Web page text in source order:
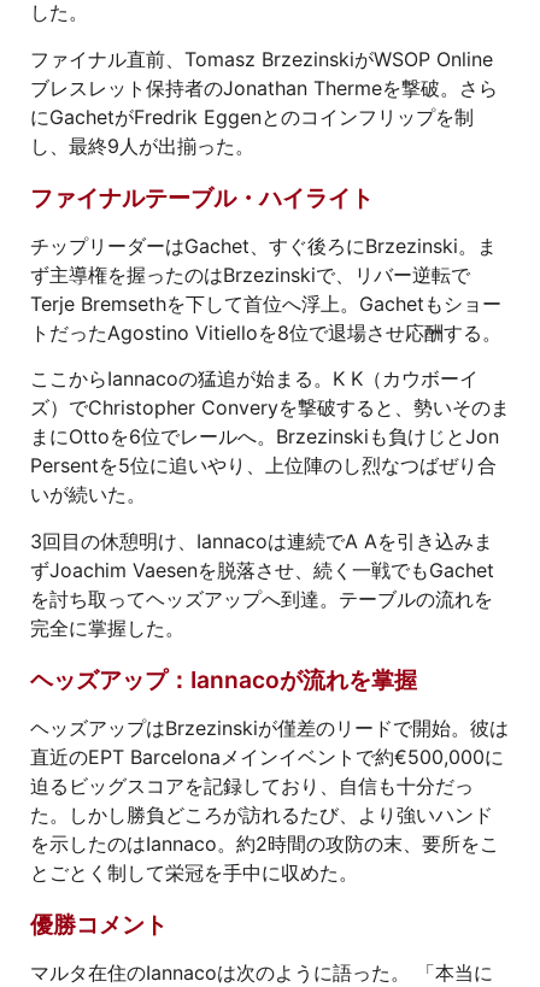
した。
ファイナル直前、Tomasz BrzezinskiがWSOP Online
ブレスレット保持者のJonathan Thermeを撃破。さら
にGachetがFredrik Eggenとのコインフリップを制
し、最終9人が出揃った。
ファイナルテーブル・ハイライト
チップリーダーはGachet、すぐ後ろにBrzezinski。ま
ず主導権を握ったのはBrzezinskiで、リバー逆転で
Terje Bremsethを下して首位へ浮上。Gachetもショー
トだったAgostino Vitielloを8位で退場させ応酬する。
ここからIannacoの猛追が始まる。K K（カウボーイ
ズ）でChristopher Converyを撃破すると、勢いそのま
まにOttoを6位でレールへ。Brzezinskiも負けじとJon
Persentを5位に追いやり、上位陣のし烈なつばぜり合
いが続いた。
3回目の休憩明け、Iannacoは連続でA Aを引き込みま
ずJoachim Vaesenを脱落させ、続く一戦でもGachet
を討ち取ってヘッズアップへ到達。テーブルの流れを
完全に掌握した。
ヘッズアップ：Iannacoが流れを掌握
ヘッズアップはBrzezinskiが僅差のリードで開始。彼は
直近のEPT Barcelonaメインイベントで約€500,000に
迫るビッグスコアを記録しており、自信も十分だっ
た。しかし勝負どころが訪れるたび、より強いハンド
を示したのはIannaco。約2時間の攻防の末、要所をこ
とごとく制して栄冠を手中に収めた。
優勝コメント
マルタ在住のIannacoは次のように語った。 「本当に